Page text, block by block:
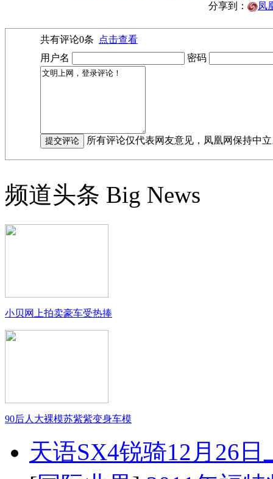
分享到： 凤
共有评论0条
点击查看
用户名
密码
所有评论仅代表网友意见，凤凰网保持中
频道头条 Big News
小贝网上拍卖豪车受热捧
90后人大裸模苏紫紫变身车模
天语SX4锐骑12月26